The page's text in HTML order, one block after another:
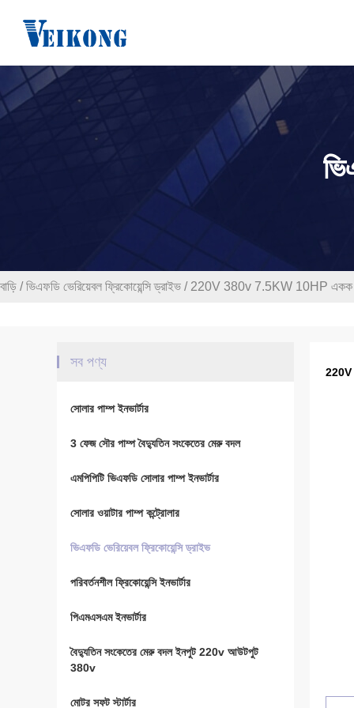
বাড়ি / ভিএফডি ভেরিয়েবল ফ্রিকোয়েন্সি ড্রাইভ / 220V 380v 7.5KW 10HP একক
সব পণ্য
সোলার পাম্প ইনভার্টার
3 ফেজ সৌর পাম্প বৈদ্যুতিন সংকেতের মেরু বদল
এমপিপিটি ভিএফডি সোলার পাম্প ইনভার্টার
সোলার ওয়াটার পাম্প কন্ট্রোলার
ভিএফডি ভেরিয়েবল ফ্রিকোয়েন্সি ড্রাইভ
পরিবর্তনশীল ফ্রিকোয়েন্সি ইনভার্টার
পিএমএসএম ইনভার্টার
বৈদ্যুতিন সংকেতের মেরু বদল ইনপুট 220v আউটপুট
380v
মোটর সফট স্টার্টার
220V